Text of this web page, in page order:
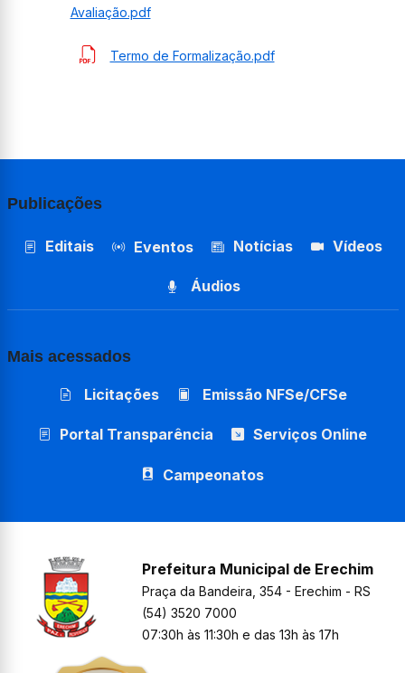
Avaliação.pdf
Termo de Formalização.pdf
Publicações
Editais Eventos Notícias Vídeos
Áudios
Mais acessados
Licitações Emissão NFSe/CFSe
Portal Transparência Serviços Online
Campeonatos
Prefeitura Municipal de Erechim
Praça da Bandeira, 354 - Erechim - RS
(54) 3520 7000
07:30h às 11:30h e das 13h às 17h